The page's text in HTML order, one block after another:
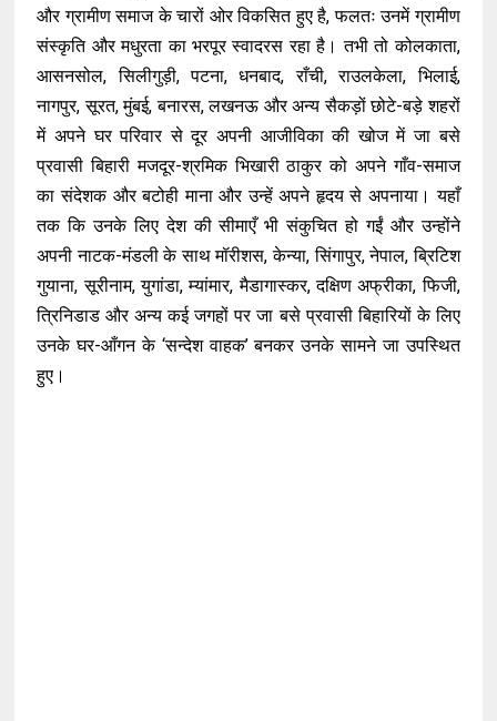
और ग्रामीण समाज के चारों ओर विकसित हुए है, फलतः उनमें ग्रामीण
संस्कृति और मधुरता का भरपूर स्वादरस रहा है। तभी तो कोलकाता,
आसनसोल, सिलीगुड़ी, पटना, धनबाद, राँची, राउलकेला, भिलाई,
नागपुर, सूरत, मुंबई, बनारस, लखनऊ और अन्य सैकड़ों छोटे-बड़े शहरों
में अपने घर परिवार से दूर अपनी आजीविका की खोज में जा बसे
प्रवासी बिहारी मजदूर-श्रमिक भिखारी ठाकुर को अपने गाँव-समाज
का संदेशक और बटोही माना और उन्हें अपने हृदय से अपनाया। यहाँ
तक कि उनके लिए देश की सीमाएँ भी संकुचित हो गईं और उन्होंने
अपनी नाटक-मंडली के साथ मॉरीशस, केन्या, सिंगापुर, नेपाल, ब्रिटिश
गुयाना, सूरीनाम, युगांडा, म्यांमार, मैडागास्कर, दक्षिण अफ्रीका, फिजी,
त्रिनिडाड और अन्य कई जगहों पर जा बसे प्रवासी बिहारियों के लिए
उनके घर-आँगन के ‘सन्देश वाहक’ बनकर उनके सामने जा उपस्थित
हुए।